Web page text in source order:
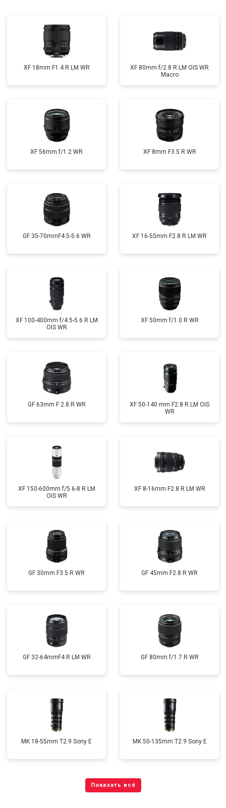
XF 18mm F1.4 R LM WR
XF 80mm f/2.8 R LM OIS WR
Macro
XF 56mm f/1.2 WR XF 8mm F3.5 R WR
GF 35-70mmF4.5-5.6 WR XF 16-55mm F2.8 R LM WR
XF 100-400mm f/4.5-5.6 R LM
OIS WR
XF 50mm f/1.0 R WR
GF 63mm F 2.8 R WR
XF 50-140 mm F2.8 R LM OIS
WR
XF 150-600mm f/5.6-8 R LM
OIS WR
XF 8-16mm F2.8 R LM WR
GF 30mm F3.5 R WR GF 45mm F2.8 R WR
GF 32-64mmF4 R LM WR GF 80mm f/1.7 R WR
MK 18-55mm T2.9 Sony E MK 50-135mm T2.9 Sony E